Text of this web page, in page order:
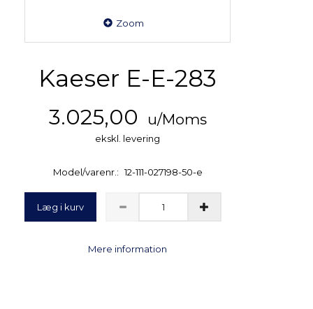
Zoom
Kaeser E-E-283
3.025,00 u/Moms
ekskl. levering
Model/varenr.: 12-111-027198-50-e
Læg i kurv
Mere information